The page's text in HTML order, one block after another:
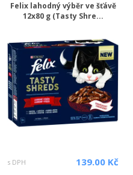
Felix lahodný výběr ve šťávě
12x80 g (Tasty Shre...
s DPH 139.00 Kč